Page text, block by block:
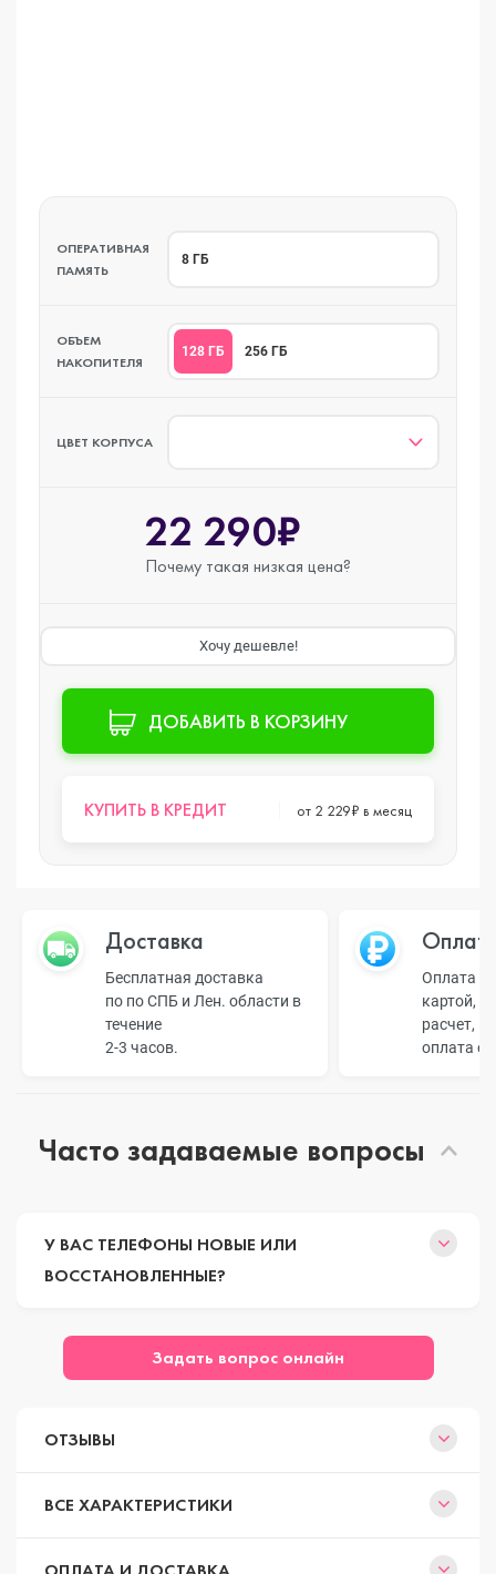
ОПЕРАТИВНАЯ
ПАМЯТЬ
8 ГБ
ОБЪЕМ
НАКОПИТЕЛЯ
128 ГБ 256 ГБ
ЦВЕТ КОРПУСА
22 290₽
Почему такая низкая цена?
Хочу дешевле!
ДОБАВИТЬ В КОРЗИНУ
КУПИТЬ В КРЕДИТ от 2 229₽ в месяц
Доставка
Бесплатная доставка
по по СПБ и Лен. области в
течение
2-3 часов.
Оплата
картой,
расчет,
оплата
Часто задаваемые вопросы
У ВАС ТЕЛЕФОНЫ НОВЫЕ ИЛИ
ВОССТАНОВЛЕННЫЕ?
Задать вопрос онлайн
ОТЗЫВЫ
ВСЕ ХАРАКТЕРИСТИКИ